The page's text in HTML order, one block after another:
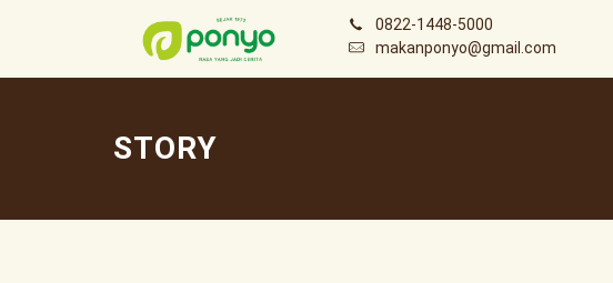
0822-1448-5000
makanponyo@gmail.com
STORY